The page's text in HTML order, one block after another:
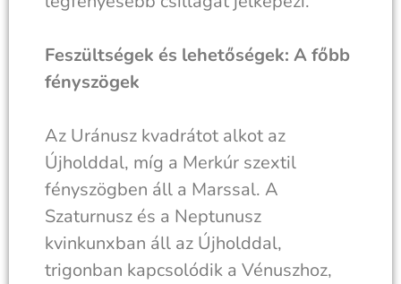
Feszültségek és lehetőségek: A főbb
fényszögek
Az Uránusz kvadrátot alkot az
Újholddal, míg a Merkúr szextil
fényszögben áll a Marssal. A
Szaturnusz és a Neptunusz
kvinkunxban áll az Újholddal,
trigonban kapcsolódik a Vénuszhoz,